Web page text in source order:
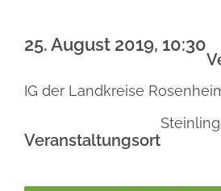
25. August 2019, 10:30
IG der Landkreise
Veranstaltungsort